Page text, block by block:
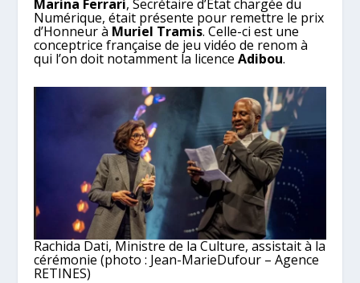
Marina Ferrari, Secrétaire d’Etat chargée du
Numérique, était présente pour remettre le prix
d’Honneur à Muriel Tramis. Celle-ci est une
conceptrice française de jeu vidéo de renom à
qui l’on doit notamment la licenceAdibou.
Rachida Dati, Ministre de la Culture, assistait à la
cérémonie (photo : Jean-MarieDufour – Agence
RETINES)